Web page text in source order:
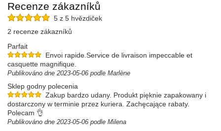
Recenze zákazníků
5 z 5 hvězdiček
2 recenze zákazníků
Parfait
Envoi rapide.Service de livraison impeccable et
casquette magnifique.
Publikováno dne 2023-05-06 podle Marlène
Sklep godny polecenia
Zakup bardzo udany. Produkt pięknie zapakowany i
dostarczony w terminie przez kuriera. Zachęcające rabaty.
Polecam 👌
Publikováno dne 2023-05-06 podle Milena